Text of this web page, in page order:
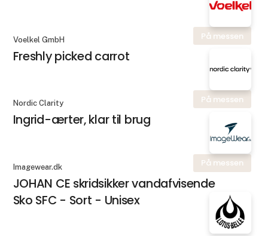
På messen
Voelkel GmbH
Freshly picked carrot
På messen
Nordic Clarity
Ingrid-ærter, klar til brug
På messen
Imagewear.dk
JOHAN CE skridsikker vandafvisende
Sko SFC - Sort - Unisex